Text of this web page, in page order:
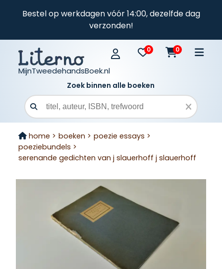
Bestel op werkdagen vóór 14:00, dezelfde dag
verzonden!
MijnTweedehandsBoek.nl
0 0
Zoek binnen alle boeken
Zoekveld
home > boeken > poezie essays >
poeziebundels >
serenande gedichten van j slauerhoff j slauerhoff